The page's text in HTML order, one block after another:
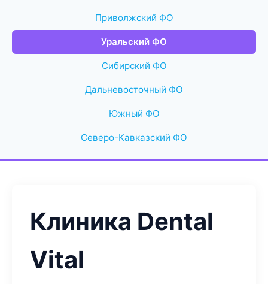
Приволжский ФО
Уральский ФО
Сибирский ФО
Дальневосточный ФО
Южный ФО
Северо-Кавказский ФО
Клиника Dental
Vital